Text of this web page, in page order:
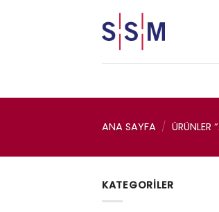
ANA SAYFA / ÜRÜNLER
KATEGORILER